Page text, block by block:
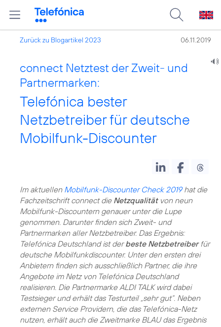
Zurück zu Blogartikel 2023 06.11.2019
connect Netztest der Zweit- und
Partnermarken:
Telefónica bester
Netzbetreiber für deutsche
Mobilfunk-Discounter
Im aktuellen Mobilfunk-Discounter Check 2019hat die
Fachzeitschrift connect die Netzqualitätvon neun
Mobilfunk-Discountern genauer unter die Lupe
genommen. Darunter finden sich Zweit- und
Partnermarken aller Netzbetreiber. Das Ergebnis:
Telefónica Deutschland ist derbeste Netzbetreiberfür
deutsche Mobilfunkdiscounter. Unter den ersten drei
Anbietern finden sich ausschließlich Partner, die ihre
Angebote im Netz von Telefónica Deutschland
realisieren. Die Partnermarke ALDI TALK wird dabei
Testsieger und erhält das Testurteil „sehr gut“. Neben
externen Service Providern, die das Telefónica-Netz
nutzen, erhält auch die Zweitmarke BLAU das Ergebnis